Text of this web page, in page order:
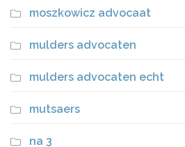
moszkowicz advocaat
mulders advocaten
mulders advocaten echt
mutsaers
na 3